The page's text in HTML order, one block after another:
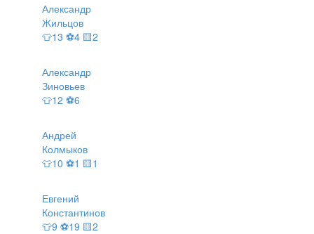
Александр
Жильцов
👕13 ⚽4 🟨2
Александр
Зиновьев
👕12 ⚽6
Андрей
Колмыков
👕10 ⚽1 🟨1
Евгений
Константинов
👕9 ⚽19 🟨2